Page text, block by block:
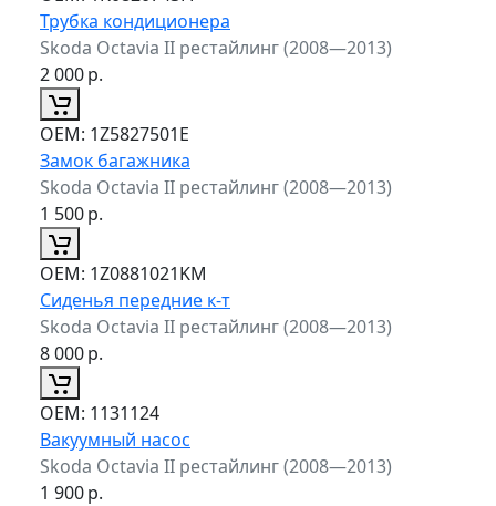
Трубка кондиционера
Skoda Octavia II рестайлинг (2008—2013)
2 000р.
ОЕМ: 1Z5827501E
Замок багажника
Skoda Octavia II рестайлинг (2008—2013)
1 500р.
ОЕМ: 1Z0881021KM
Сиденья передние к-т
Skoda Octavia II рестайлинг (2008—2013)
8 000р.
ОЕМ: 1131124
Вакуумный насос
Skoda Octavia II рестайлинг (2008—2013)
1 900р.